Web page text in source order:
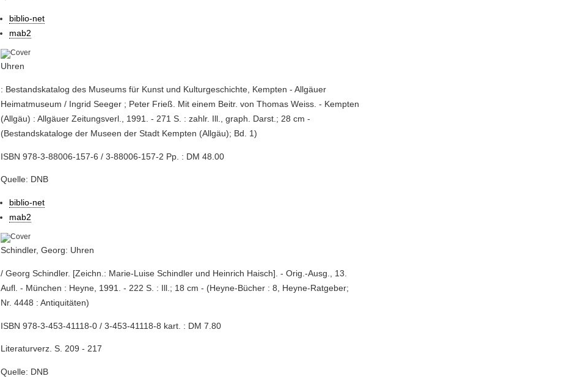
biblio-net
mab2
Uhren
: Bestandskatalog des Museums für Kunst und Kulturgeschichte, Kempten - Allgäuer
Heimatmuseum / Ingrid Seeger ; Peter Frieß. Mit einem Beitr. von Thomas Weiss. - Kempten
(Allgäu) : Allgäuer Zeitungsverl., 1991. - 271 S. : zahlr. Ill., graph. Darst.; 28 cm -
(Bestandskataloge der Museen der Stadt Kempten (Allgäu); Bd. 1)
ISBN 978-3-88006-157-6 / 3-88006-157-2 Pp. : DM 48.00
Quelle: DNB
biblio-net
mab2
Schindler, Georg: Uhren
/ Georg Schindler. [Zeichn.: Marie-Luise Schindler und Heinrich Haisch]. - Orig.-Ausg., 13.
Aufl. - München : Heyne, 1991. - 222 S. : Ill.; 18 cm - (Heyne-Bücher : 8, Heyne-Ratgeber;
Nr. 4448 : Antiquitäten)
ISBN 978-3-453-41118-0 / 3-453-41118-8 kart. : DM 7.80
Literaturverz. S. 209 - 217
Quelle: DNB